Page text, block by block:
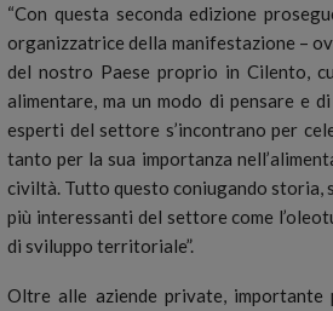
“Con questa seconda edizione
organizzatrice della manifestazione –
del nostro Paese proprio in Cilento,
alimentare, ma un modo di pensare e
esperti del settore s’incontrano per
tanto per la sua importanza
civiltà. Tutto questo coniugando storia,
più interessanti del settore come
di sviluppo territoriale”.
Oltre alle aziende private, importante